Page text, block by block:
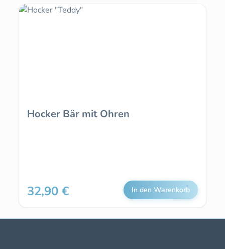
Hocker Bär mit Ohren
Regulärer Preis:
32,90 € In den Warenkorb